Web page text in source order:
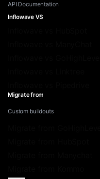
API Documentation
Inflowave VS
Migrate from
Custom buildouts